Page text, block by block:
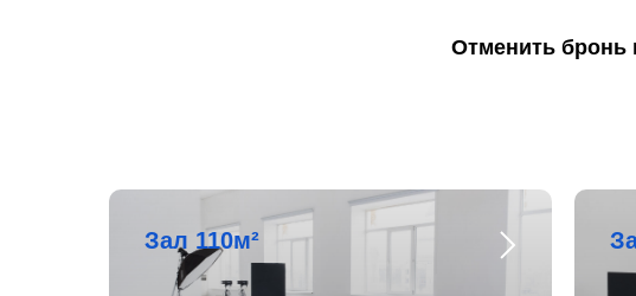
Отменить бронь
Зал 110м²